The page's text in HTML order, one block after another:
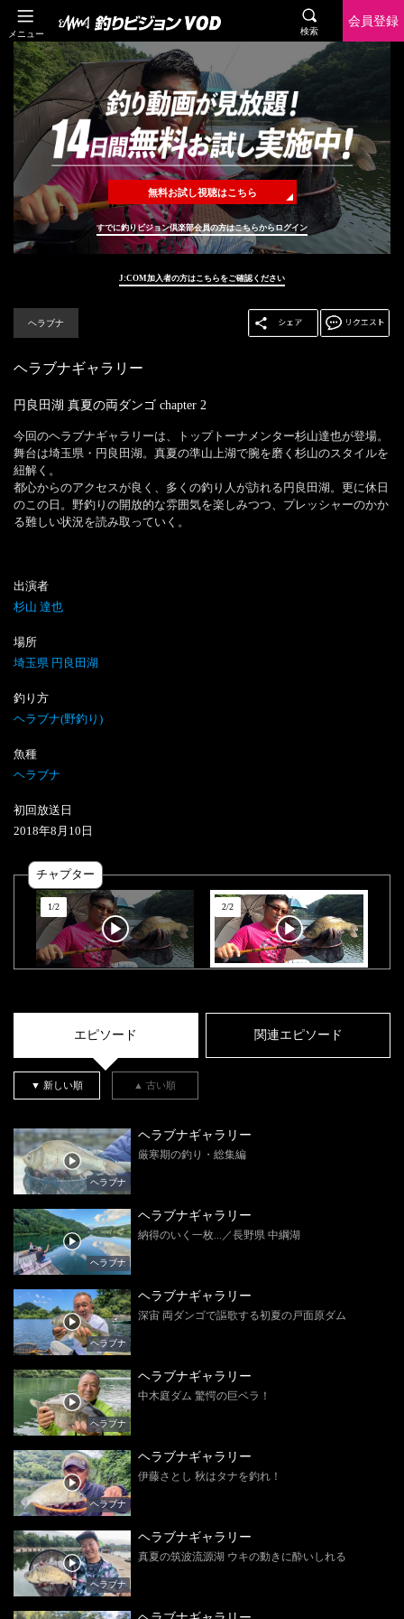
メニュー 検索
会員登録
無料お試し視聴はこちら
すでに釣りビジョン倶楽部会員の方はこちらからログイン
J:COM加入者の方はこちらをご確認ください
ヘラブナ
ヘラブナギャラリー
円良田湖 真夏の両ダンゴ chapter 2
今回のヘラブナギャラリーは、トップトーナメンター杉山達也が登場。
舞台は埼玉県・円良田湖。真夏の準山上湖で腕を磨く杉山のスタイルを
紐解く。
都心からのアクセスが良く、多くの釣り人が訪れる円良田湖。更に休日
のこの日。野釣りの開放的な雰囲気を楽しみつつ、プレッシャーのかか
る難しい状況を読み取っていく。
出演者
杉山 達也
場所
埼玉県 円良田湖
釣り方
ヘラブナ(野釣り)
魚種
ヘラブナ
初回放送日
2018年8 月 10 日
チャプター
1/2 2/2
エピソード 関連エピソード
▼ 新しい順 ▲ 古い順
ヘラブナ
ヘラブナギャラリー
厳寒期の釣り・総集編
ヘラブナ
ヘラブナギャラリー
納得のいく一枚...／長野県 中綱湖
ヘラブナ
ヘラブナギャラリー
深宙 両ダンゴで謳歌する初夏の戸面原ダム
ヘラブナ
ヘラブナギャラリー
中木庭ダム 驚愕の巨ベラ！
ヘラブナ
ヘラブナギャラリー
伊藤さとし 秋はタナを釣れ！
ヘラブナ
ヘラブナギャラリー
真夏の筑波流源湖 ウキの動きに酔いしれる